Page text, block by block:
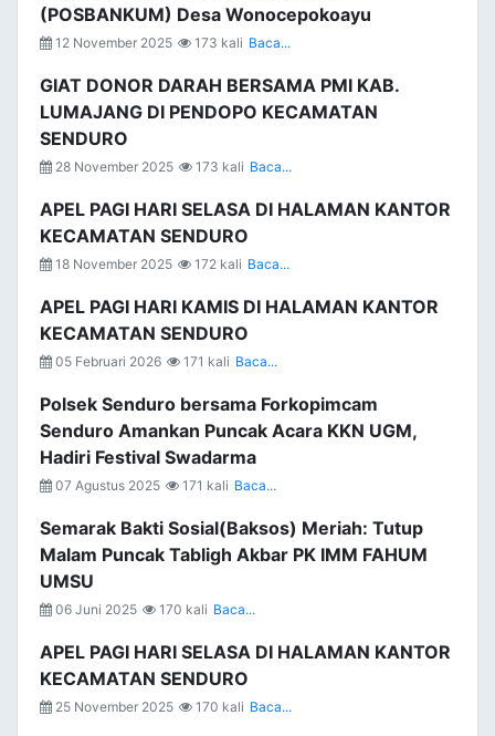
(POSBANKUM) Desa Wonocepokoayu
12 November 2025 173 kali Baca...
GIAT DONOR DARAH BERSAMA PMI KAB.
LUMAJANG DI PENDOPO KECAMATAN
SENDURO
28 November 2025 173 kali Baca...
APEL PAGI HARI SELASA DI HALAMAN KANTOR
KECAMATAN SENDURO
18 November 2025 172 kali Baca...
APEL PAGI HARI KAMIS DI HALAMAN KANTOR
KECAMATAN SENDURO
05 Februari 2026 171 kali Baca...
Polsek Senduro bersama Forkopimcam
Senduro Amankan Puncak Acara KKN UGM,
Hadiri Festival Swadarma
07 Agustus 2025 171 kali Baca...
Semarak Bakti Sosial(Baksos) Meriah: Tutup
Malam Puncak Tabligh Akbar PK IMM FAHUM
UMSU
06 Juni 2025 170 kali Baca...
APEL PAGI HARI SELASA DI HALAMAN KANTOR
KECAMATAN SENDURO
25 November 2025 170 kali Baca...